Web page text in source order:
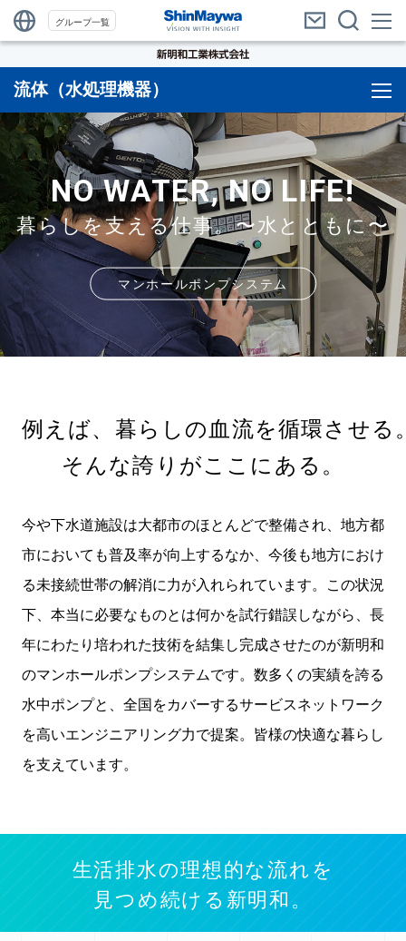
グループ一覧
流体（水処理機器）
NO WATER, NO LIFE!
暮らしを支える仕事。〜水とともに〜
マンホールポンプシステム
例えば、暮らしの血流を循環させる
そんな誇りがここにある。
今や下水道施設は大都市のほとんどで整備され、地方都
市においても普及率が向上するなか、今後も地方におけ
る未接続世帯の解消に力が入れられています。この状況
下、本当に必要なものとは何かを試行錯誤しながら、長
年にわたり培われた技術を結集し完成させたのが新明和
のマンホールポンプシステムです。数多くの実績を誇る
水中ポンプと、全国をカバーするサービスネットワーク
を高いエンジニアリング力で提案。皆様の快適な暮らし
を支えています。
生活排水の理想的な流れを
見つめ続ける新明和。